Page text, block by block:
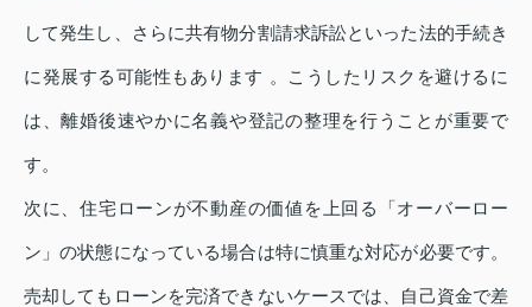
して発生し、さらに共有物分割請求訴訟といった法的手続き
に発展する可能性もあります 。こうしたリスクを避けるに
は、離婚後速やかに名義や登記の整理を行うことが重要で
す。
次に、住宅ローンが不動産の価値を上回る「オーバーロー
ン」の状態になっている場合は特に慎重な対応が必要です。
売却してもローンを完済できないケースでは、自己資金で差